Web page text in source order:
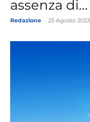
assenza di...
Redazione 25 Agosto 2023